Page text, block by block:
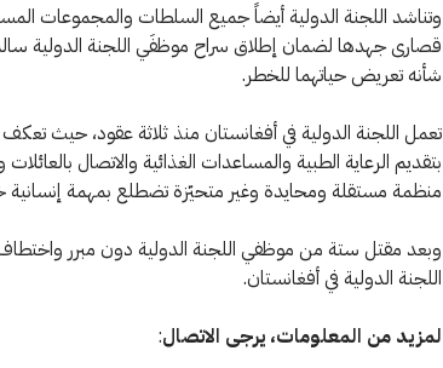
وتناشد اللجنة الدولية أيضاً جميع السلطات والمجموعات
قصارى ‏جهدها لضمان إطلاق سراح موظفَي اللجنة الدولية
شأنه تعريض حياتهما للخطر.
تعمل اللجنة الدولية في أفغانستان منذ ثلاثة عقود، حيث
بتقديم الرعاية الطبية والمساعدات الغذائية والاتصال
منظمة مستقلة ومحايدة وغير متحيّزة تضطلع بمهمة إنسانية
وبعد مقتل ستة من موظفي اللجنة الدولية دون مبرر
اللجنة الدولية في ‏أفغانستان.
لمزيد من المعلومات، يرجى الاتصال: